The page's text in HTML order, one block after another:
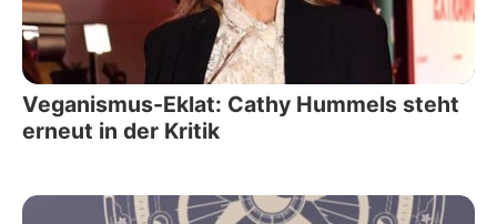
Veganismus-Eklat: Cathy Hummels steht
erneut in der Kritik